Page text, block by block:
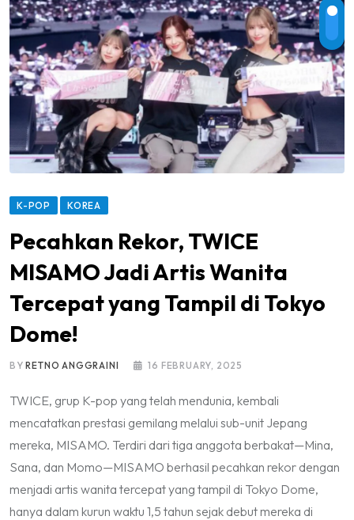
K-POP KOREA
Pecahkan Rekor, TWICE
MISAMO Jadi Artis Wanita
Tercepat yang Tampil di Tokyo
Dome!
BYRETNO ANGGRAINI 16 FEBRUARY, 2025
TWICE, grup K-pop yang telah mendunia, kembali
mencatatkan prestasi gemilang melalui sub-unit Jepang
mereka, MISAMO. Terdiri dari tiga anggota berbakat—Mina,
Sana, dan Momo—MISAMO berhasil pecahkan rekor dengan
menjadi artis wanita tercepat yang tampil di Tokyo Dome,
hanya dalam kurun waktu 1,5 tahun sejak debut mereka di